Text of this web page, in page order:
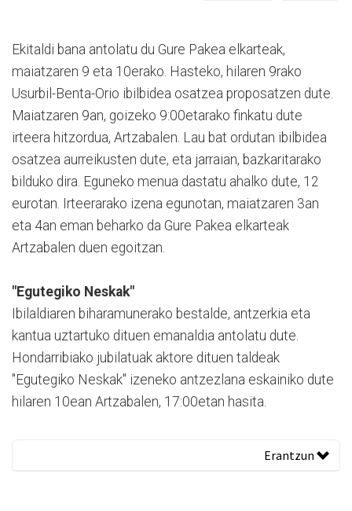
Ekitaldi bana antolatu du Gure Pakea elkarteak,
maiatzaren 9 eta 10erako. Hasteko, hilaren 9rako
Usurbil-Benta-Orio ibilbidea osatzea proposatzen dute.
Maiatzaren 9an, goizeko 9:00etarako finkatu dute
irteera hitzordua, Artzabalen. Lau bat ordutan ibilbidea
osatzea aurreikusten dute, eta jarraian, bazkaritarako
bilduko dira. Eguneko menua dastatu ahalko dute, 12
eurotan. Irteerarako izena egunotan, maiatzaren 3an
eta 4an eman beharko da Gure Pakea elkarteak
Artzabalen duen egoitzan.
"Egutegiko Neskak"
Ibilaldiaren biharamunerako bestalde, antzerkia eta
kantua uztartuko dituen emanaldia antolatu dute.
Hondarribiako jubilatuak aktore dituen taldeak
"Egutegiko Neskak" izeneko antzezlana eskainiko dute
hilaren 10ean Artzabalen, 17:00etan hasita.
Erantzun